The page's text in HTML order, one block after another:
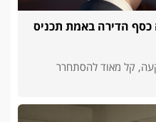
הדירה באמת תכניס
קל מאוד להסתחרר